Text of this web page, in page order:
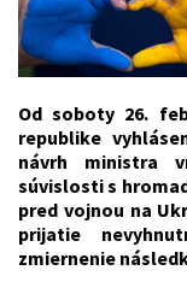
Od soboty 26.
republike
návrh ministra
súvislosti s
pred vojnou na
prijatie
zmiernenie